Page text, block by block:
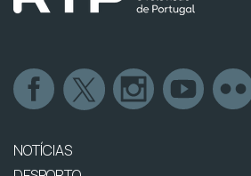
NOTÍCIAS